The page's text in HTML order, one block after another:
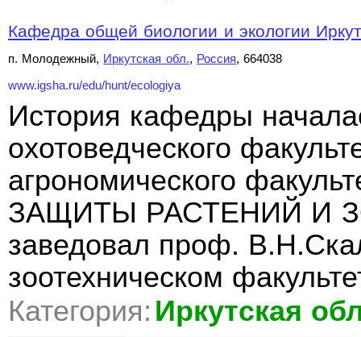
Кафедра общей биологии и экологии
п. Молодежный, Иркутская обл., Россия, 664038
www.igsha.ru/edu/hunt/ecologiya
История кафедры
охотоведческого
агрономического
ЗАЩИТЫ РАСТЕНИЙ И
заведовал проф.
зоотехническом
Категория: Иркутская